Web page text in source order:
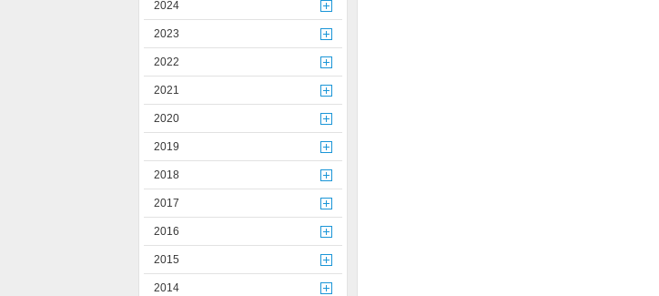
2024
2023
2022
2021
2020
2019
2018
2017
2016
2015
2014